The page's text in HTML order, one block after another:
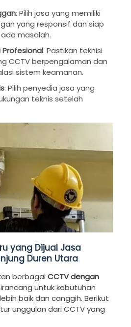
: Pilih jasa yang memiliki
yang responsif dan siap
masalah.
Profesional: Pastikan teknisi
CCTV berpengalaman dan
sistem keamanan.
: Pilih penyedia jasa yang
teknis setelah
yang Dijual Jasa
Duren Utara
berbagai CCTV dengan
untuk kebutuhan
baik dan canggih. Berikut
unggulan dari CCTV yang